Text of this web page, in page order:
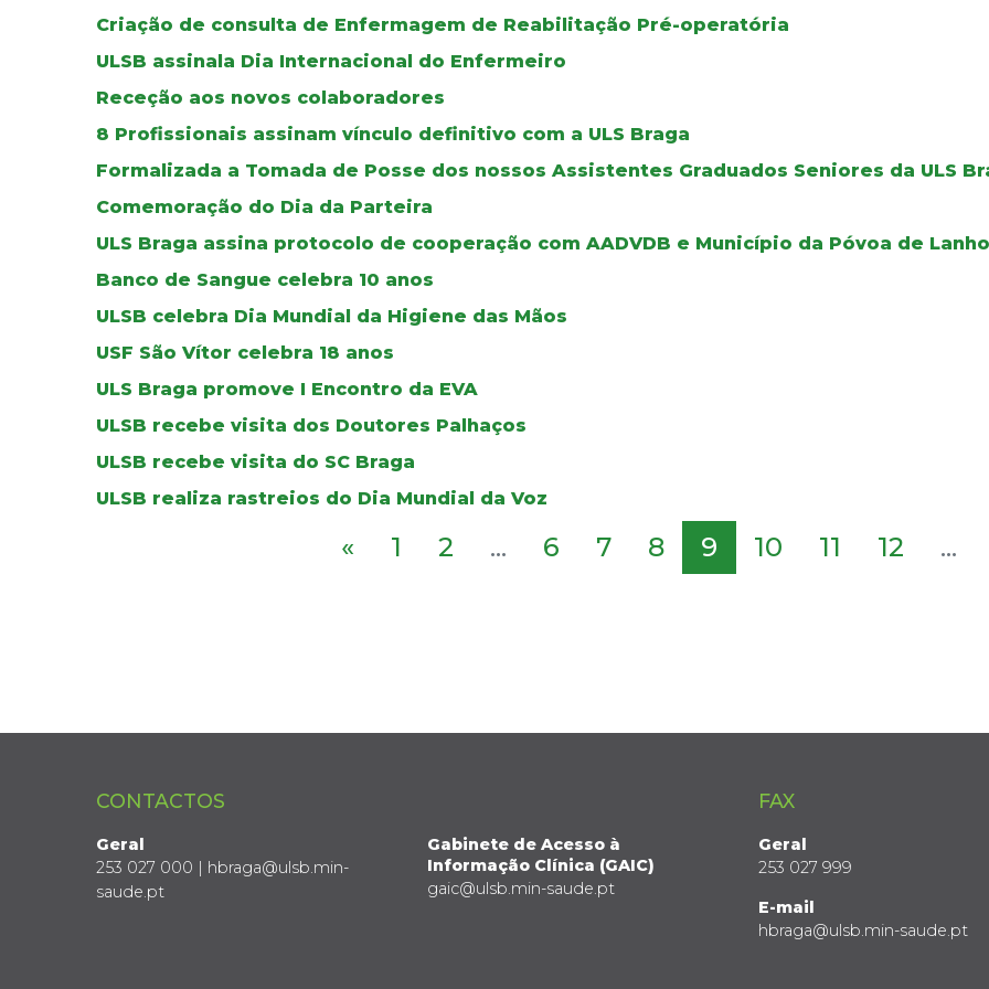
Criação de consulta de Enfermagem de Reabilitação Pré-operatória
ULSB assinala Dia Internacional do Enfermeiro
Receção aos novos colaboradores
8 Profissionais assinam vínculo definitivo com a ULS Braga
Formalizada a Tomada de Posse dos nossos Assistentes Graduados Seniores da ULS
Comemoração do Dia da Parteira
ULS Braga assina protocolo de cooperação com AADVDB e Município da Póvoa de
Banco de Sangue celebra 10 anos
ULSB celebra Dia Mundial da Higiene das Mãos
USF São Vítor celebra 18 anos
ULS Braga promove I Encontro da EVA
ULSB recebe visita dos Doutores Palhaços
ULSB recebe visita do SC Braga
ULSB realiza rastreios do Dia Mundial da Voz
« 1 2 ... 6 7 8 9 10 11 12 ...
CONTACTOS
Geral
253 027 000 | hbraga@ulsb.min-
saude.pt
Gabinete de Acesso à
Informação Clínica (GAIC)
gaic@ulsb.min-saude.pt
FAX
Geral
253 027 999
E-mail
hbraga@ulsb.min-saude.pt